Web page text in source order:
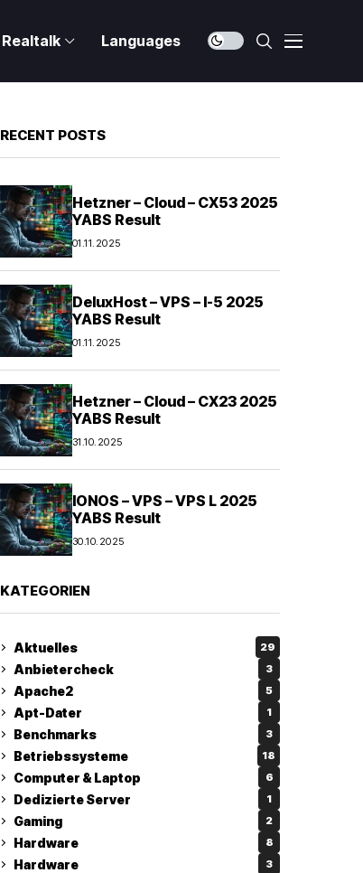
Realtalk Languages
RECENT POSTS
Hetzner – Cloud – CX53 2025
YABS Result
01.11.2025
DeluxHost – VPS – I-5 2025
YABS Result
01.11.2025
Hetzner – Cloud – CX23 2025
YABS Result
31.10.2025
IONOS – VPS – VPS L 2025
YABS Result
30.10.2025
KATEGORIEN
Aktuelles 29
Anbietercheck 3
Apache2 5
Apt-Dater 1
Benchmarks 3
Betriebssysteme 18
Computer & Laptop 6
Dedizierte Server 1
Gaming 2
Hardware 8
Hardware 3